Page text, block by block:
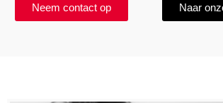
Neem contact op Naar